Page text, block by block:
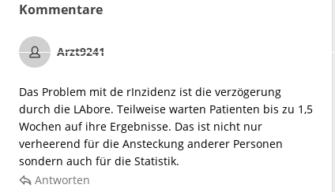
Kommentare
Arzt9241
Das Problem mit de rInzidenz ist die verzögerung
durch die LAbore. Teilweise warten Patienten bis zu 1,5
Wochen auf ihre Ergebnisse. Das ist nicht nur
verheerend für die Ansteckung anderer Personen
sondern auch für die Statistik.
Antworten